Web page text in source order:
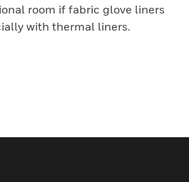
room if fabric glove liners
with thermal liners.